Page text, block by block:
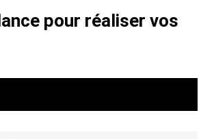
pour réaliser vos